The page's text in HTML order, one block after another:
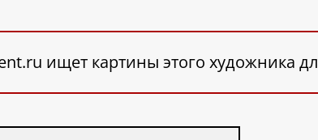
ищет картины этого художника